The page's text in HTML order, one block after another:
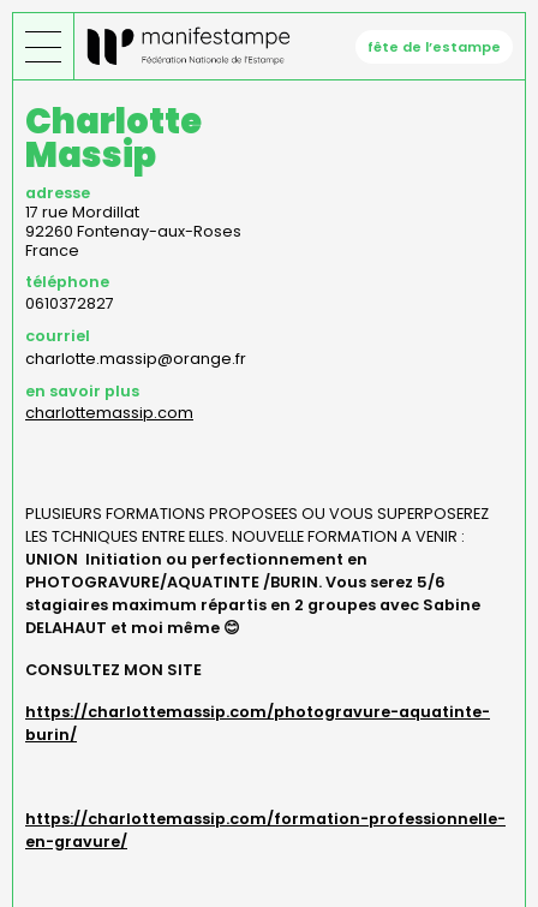
Aller
au
contenu
fête de l’estampe
Charlotte
Massip
adresse
17 rue Mordillat
92260 Fontenay-aux-Roses
France
téléphone
0610372827
courriel
charlotte.massip@orange.fr
en savoir plus
charlottemassip.com
PLUSIEURS FORMATIONS PROPOSEES OU VOUS SUPERPOSEREZ
LES TCHNIQUES ENTRE ELLES. NOUVELLE FORMATION A VENIR :
UNION Initiation ou perfectionnement en
PHOTOGRAVURE/AQUATINTE /BURIN. Vous serez 5/6
stagiaires maximum répartis en 2 groupes avec Sabine
DELAHAUT et moi même 😊
CONSULTEZ MON SITE
https://charlottemassip.com/photogravure-aquatinte-
burin/
https://charlottemassip.com/formation-professionnelle-
en-gravure/